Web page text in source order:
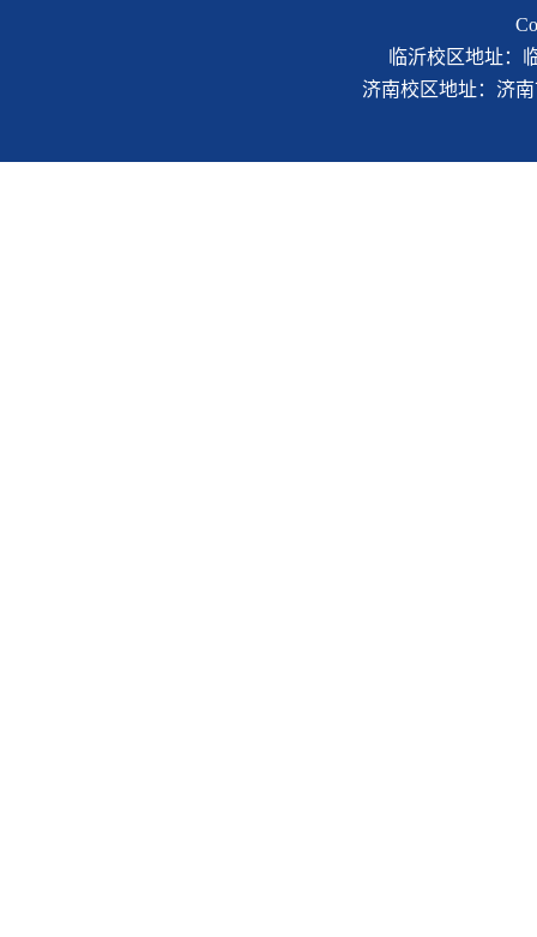
临沂校区地址：
济南校区地址：济南